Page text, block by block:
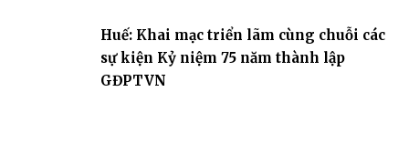
Huế: Khai mạc triển lãm cùng chuỗi các
sự kiện Kỷ niệm 75 năm thành lập
GĐPTVN